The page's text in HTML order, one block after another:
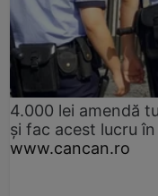
4.000 lei amendă
și fac acest lucru
www.cancan.ro